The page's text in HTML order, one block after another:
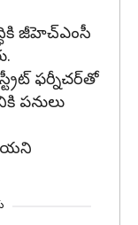
జీహెచ్‌ఎంసీ
ఫర్నీచర్‌తో
పనులు